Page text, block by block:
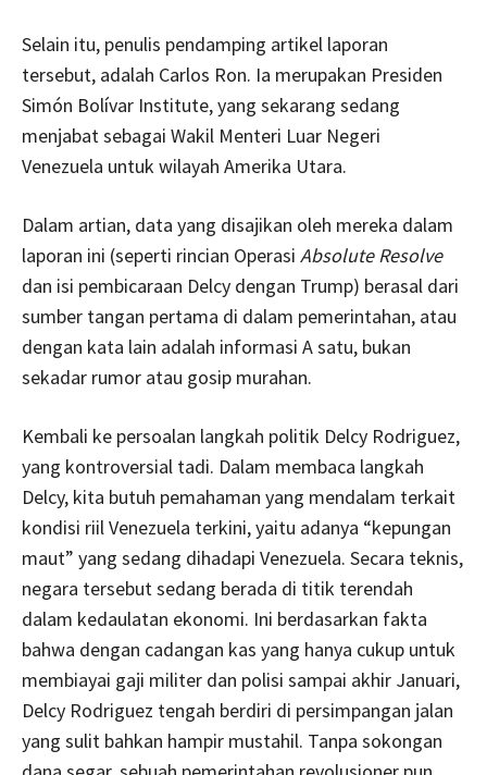
Selain itu, penulis pendamping artikel laporan
tersebut, adalah Carlos Ron. Ia merupakan Presiden
Simón Bolívar Institute, yang sekarang sedang
menjabat sebagai Wakil Menteri Luar Negeri
Venezuela untuk wilayah Amerika Utara.
Dalam artian, data yang disajikan oleh mereka dalam
laporan ini (seperti rincian Operasi Absolute Resolve
dan isi pembicaraan Delcy dengan Trump) berasal dari
sumber tangan pertama di dalam pemerintahan, atau
dengan kata lain adalah informasi A satu, bukan
sekadar rumor atau gosip murahan.
Kembali ke persoalan langkah politik Delcy Rodriguez,
yang kontroversial tadi. Dalam membaca langkah
Delcy, kita butuh pemahaman yang mendalam terkait
kondisi riil Venezuela terkini, yaitu adanya “kepungan
maut” yang sedang dihadapi Venezuela. Secara teknis,
negara tersebut sedang berada di titik terendah
dalam kedaulatan ekonomi. Ini berdasarkan fakta
bahwa dengan cadangan kas yang hanya cukup untuk
membiayai gaji militer dan polisi sampai akhir Januari,
Delcy Rodriguez tengah berdiri di persimpangan jalan
yang sulit bahkan hampir mustahil. Tanpa sokongan